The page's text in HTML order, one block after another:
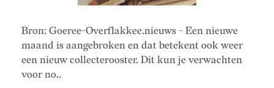
Bron: Goeree-Overflakkee.nieuws - Een nieuwe
maand is aangebroken en dat betekent ook weer
een nieuw collecterooster. Dit kun je verwachten
voor no..